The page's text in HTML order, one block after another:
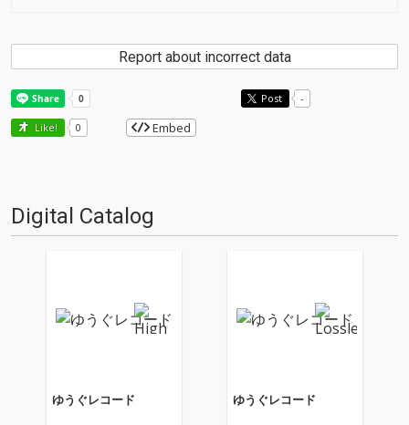
Report about incorrect data
Post -
Like! 0 Embed
Digital Catalog
ゆうぐレコード ゆうぐレコード